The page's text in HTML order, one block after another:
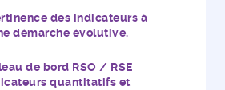
des indicateurs à
démarche évolutive.
de bord RSO / RSE
quantitatifs et